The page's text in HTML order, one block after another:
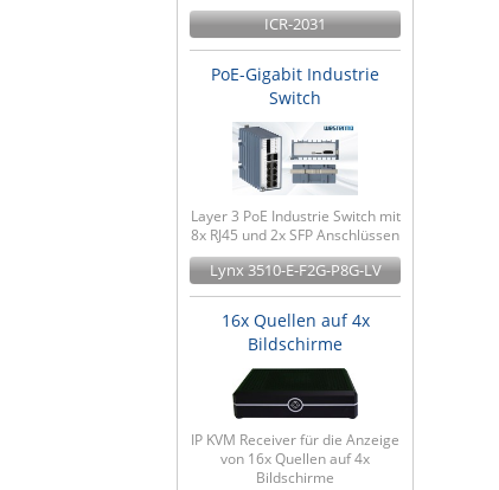
ICR-2031
PoE-Gigabit Industrie
Switch
Layer 3 PoE Industrie Switch mit
8x RJ45 und 2x SFP Anschlüssen
Lynx 3510-E-F2G-P8G-LV
16x Quellen auf 4x
Bildschirme
IP KVM Receiver für die Anzeige
von 16x Quellen auf 4x
Bildschirme